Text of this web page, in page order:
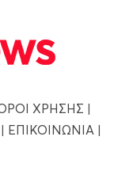
ΧΡΗΣΗΣ |
| ΕΠΙΚΟΙΝΩΝΙΑ |